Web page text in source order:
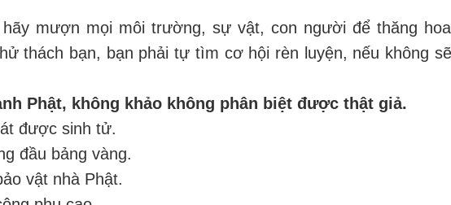
mượn mọi môi trường, sự vật, con người để thăng
thách bạn, bạn phải tự tìm cơ hội rèn luyện, nếu không
Phật, không khảo không phân biệt được thật giả.
được sinh tử.
đầu bảng vàng.
vật nhà Phật.